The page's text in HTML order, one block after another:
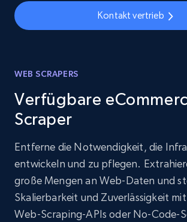
Kontakt vertrieb
WEB SCRAPERS
Verfügbare
Scraper
Entferne die Notwendigkeit, die
entwickeln und zu pflegen.
große Mengen an Web-Daten und
Skalierbarkeit und Zuverlässigkeit
Web-Scraping-APIs oder No-Code-